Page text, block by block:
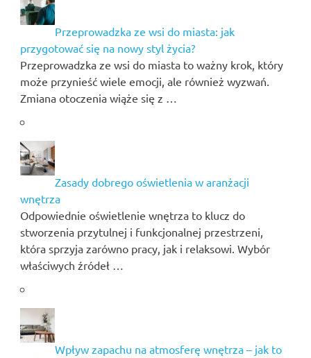
Przeprowadzka ze wsi do miasta: jak
przygotować się na nowy styl życia?
Przeprowadzka ze wsi do miasta to ważny krok, który
może przynieść wiele emocji, ale również wyzwań.
Zmiana otoczenia wiąże się z …
Zasady dobrego oświetlenia w aranżacji
wnętrza
Odpowiednie oświetlenie wnętrza to klucz do
stworzenia przytulnej i funkcjonalnej przestrzeni,
która sprzyja zarówno pracy, jak i relaksowi. Wybór
właściwych źródeł …
Wpływ zapachu na atmosferę wnętrza – jak to